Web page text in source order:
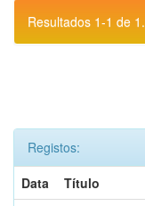
Resultados 1-1 de 1.
Registos:
Data
Título